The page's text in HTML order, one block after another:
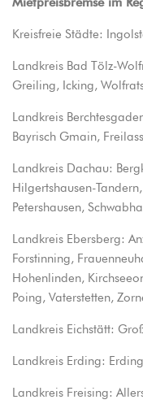
Kreisfreie Städte:
Landkreis Bad Tölz-
Greiling, Icking,
Landkreis
Bayrisch Gmain,
Landkreis Dachau:
Hilgertshausen-
Petershausen,
Landkreis Ebersberg:
Forstinning,
Hohenlinden,
Poing, Vaterstetten,
Landkreis Eichstätt:
Landkreis Erding: Erding
Landkreis Freising: